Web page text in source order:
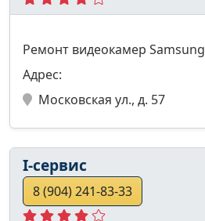
Ремонт видеокамер Samsung
Адрес:
Московская ул., д. 57
I-сервис
8 (904) 241-83-33